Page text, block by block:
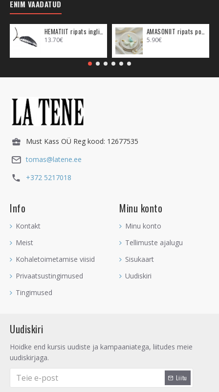
ENIM VAADATUD
13.70€ 5.90€
Must Kass OÜ Reg kood: 12677535
tomas@latene.ee
+372 5217018
Info
Kontakt
Meist
Kohaletoimetamise viisid
Privaatsustingimused
Tingimused
Minu konto
Minu konto
Tellimuste ajalugu
Sisukaart
Uudiskiri
Uudiskiri
Hoidke end kursis uudiste ja kampaaniatega, liitudes meie
uudiskirjaga.
Liitu